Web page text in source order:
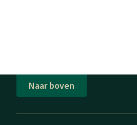
Naar boven